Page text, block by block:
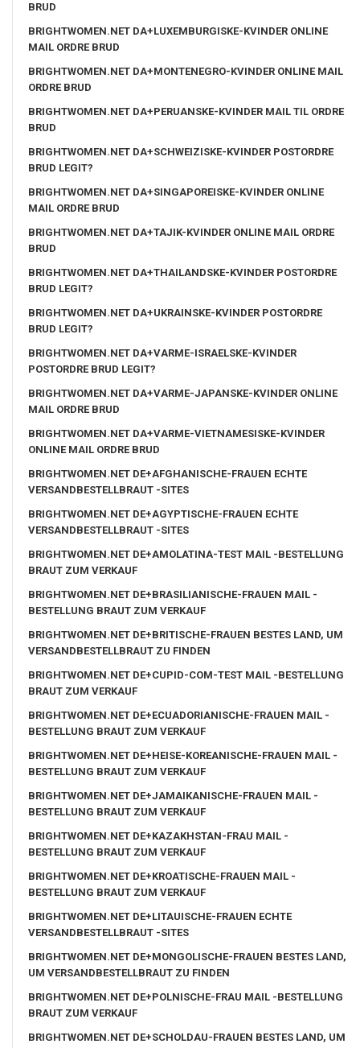
BRUD
BRIGHTWOMEN.NET DA+LUXEMBURGISKE-KVINDER ONLINE
MAIL ORDRE BRUD
BRIGHTWOMEN.NET DA+MONTENEGRO-KVINDER ONLINE MAIL
ORDRE BRUD
BRIGHTWOMEN.NET DA+PERUANSKE-KVINDER MAIL TIL ORDRE
BRUD
BRIGHTWOMEN.NET DA+SCHWEIZISKE-KVINDER POSTORDRE
BRUD LEGIT?
BRIGHTWOMEN.NET DA+SINGAPOREISKE-KVINDER ONLINE
MAIL ORDRE BRUD
BRIGHTWOMEN.NET DA+TAJIK-KVINDER ONLINE MAIL ORDRE
BRUD
BRIGHTWOMEN.NET DA+THAILANDSKE-KVINDER POSTORDRE
BRUD LEGIT?
BRIGHTWOMEN.NET DA+UKRAINSKE-KVINDER POSTORDRE
BRUD LEGIT?
BRIGHTWOMEN.NET DA+VARME-ISRAELSKE-KVINDER
POSTORDRE BRUD LEGIT?
BRIGHTWOMEN.NET DA+VARME-JAPANSKE-KVINDER ONLINE
MAIL ORDRE BRUD
BRIGHTWOMEN.NET DA+VARME-VIETNAMESISKE-KVINDER
ONLINE MAIL ORDRE BRUD
BRIGHTWOMEN.NET DE+AFGHANISCHE-FRAUEN ECHTE
VERSANDBESTELLBRAUT -SITES
BRIGHTWOMEN.NET DE+AGYPTISCHE-FRAUEN ECHTE
VERSANDBESTELLBRAUT -SITES
BRIGHTWOMEN.NET DE+AMOLATINA-TEST MAIL -BESTELLUNG
BRAUT ZUM VERKAUF
BRIGHTWOMEN.NET DE+BRASILIANISCHE-FRAUEN MAIL -
BESTELLUNG BRAUT ZUM VERKAUF
BRIGHTWOMEN.NET DE+BRITISCHE-FRAUEN BESTES LAND, UM
VERSANDBESTELLBRAUT ZU FINDEN
BRIGHTWOMEN.NET DE+CUPID-COM-TEST MAIL -BESTELLUNG
BRAUT ZUM VERKAUF
BRIGHTWOMEN.NET DE+ECUADORIANISCHE-FRAUEN MAIL -
BESTELLUNG BRAUT ZUM VERKAUF
BRIGHTWOMEN.NET DE+HEISE-KOREANISCHE-FRAUEN MAIL -
BESTELLUNG BRAUT ZUM VERKAUF
BRIGHTWOMEN.NET DE+JAMAIKANISCHE-FRAUEN MAIL -
BESTELLUNG BRAUT ZUM VERKAUF
BRIGHTWOMEN.NET DE+KAZAKHSTAN-FRAU MAIL -
BESTELLUNG BRAUT ZUM VERKAUF
BRIGHTWOMEN.NET DE+KROATISCHE-FRAUEN MAIL -
BESTELLUNG BRAUT ZUM VERKAUF
BRIGHTWOMEN.NET DE+LITAUISCHE-FRAUEN ECHTE
VERSANDBESTELLBRAUT -SITES
BRIGHTWOMEN.NET DE+MONGOLISCHE-FRAUEN BESTES LAND,
UM VERSANDBESTELLBRAUT ZU FINDEN
BRIGHTWOMEN.NET DE+POLNISCHE-FRAU MAIL -BESTELLUNG
BRAUT ZUM VERKAUF
BRIGHTWOMEN.NET DE+SCHOLDAU-FRAUEN BESTES LAND, UM